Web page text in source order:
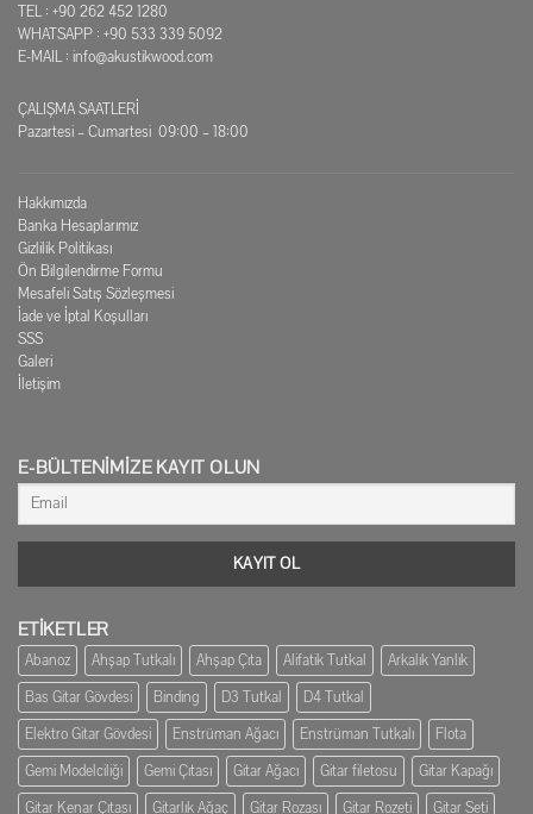
TEL : +90 262 452 1280
WHATSAPP : +90 533 339 5092
E-MAIL : info@akustikwood.com
ÇALIŞMA SAATLERİ
Pazartesi – Cumartesi 09:00 – 18:00
Hakkımızda
Banka Hesaplarımız
Gizlilik Politikası
Ön Bilgilendirme Formu
Mesafeli Satış Sözleşmesi
İade ve İptal Koşulları
SSS
Galeri
İletişim
E-BÜLTENIMIZE KAYIT OLUN
ETİKETLER
Abanoz Ahşap Tutkalı Ahşap Çıta Alifatik Tutkal
Arkalık Yanlık
Bas Gitar Gövdesi
Binding D3 Tutkal
D4 Tutkal
Elektro Gitar Gövdesi
Enstrüman Ağacı Enstrüman Tutkalı
Flota
Gemi Modelciliği
Gemi Çıtası Gitar Ağacı Gitar filetosu
Gitar Kapağı
Gitar Kenar Çıtası
Gitarlık Ağaç Gitar Rozası Gitar Rozeti Gitar Seti